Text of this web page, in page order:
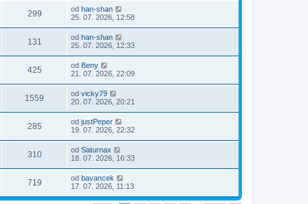
299 od han-shan
25. 07. 2026, 12:58
131 od han-shan
25. 07. 2026, 12:33
425 od Beny
21. 07. 2026, 22:09
1559 od vicky79
20. 07. 2026, 20:21
285 od justPeper
19. 07. 2026, 22:32
310 od Saturnax
18. 07. 2026, 16:33
719 od bavancek
17. 07. 2026, 11:13